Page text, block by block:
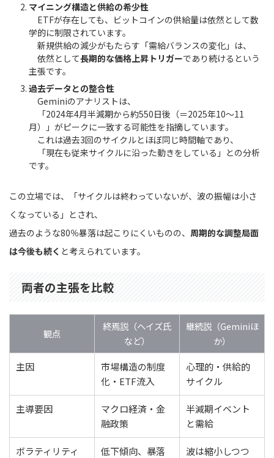
マイニング構造と供給の希少性
ETFが存在しても、ビットコインの供給量は依然として数
学的に制限されています。
新規供給の減少がもたらす「需給バランスの変化」は、
依然として長期的な価格上昇トリガーであり続けるという
主張です。
過去データとの整合性
Geminiのアナリストは、
「2024年4月半減期から約550日後（＝2025年10〜11
月）」がピークに一致する可能性を指摘しています。
これは過去3回のサイクルとほぼ同じ時間軸であり、
「現在も従来サイクルに沿った動きをしている」との分析
です。
この立場では、「サイクルは終わっていないが、波の振幅は小さ
くなっている」とされ、
過去のような80％暴落は起こりにくいものの、 周期的な調整局面
は今後も続く と考えられています。
両者の主張を比較
観点
終焉説（ヘイズ氏
など）
継続説（Geminiほ
か）
主因
市場構造の制度
化・ETF流入
心理的・供給的
サイクル
主導要因
マクロ経済・金
融政策
半減期イベント
と需給
ボラティリティ
低下傾向、暴落
波は縮小しつつ